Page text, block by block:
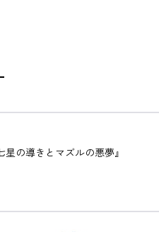
の導きとマズルの悪夢』